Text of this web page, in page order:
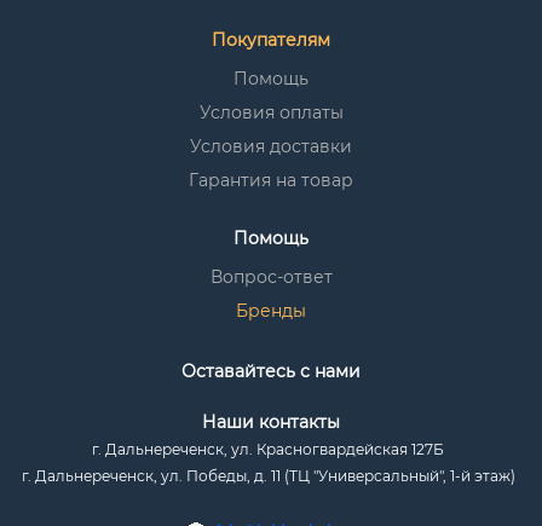
Покупателям
Помощь
Условия оплаты
Условия доставки
Гарантия на товар
Помощь
Вопрос-ответ
Бренды
Оставайтесь с нами
Наши контакты
г. Дальнереченск, ул. Красногвардейская 127Б
г. Дальнереченск, ул. Победы, д. 11 (ТЦ "Универсальный", 1-й этаж)